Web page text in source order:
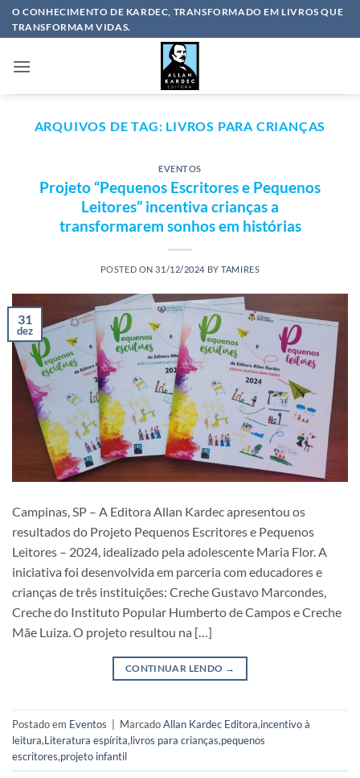
SkipO CONHECIMENTO DE KARDEC, TRANSFORMADO EM LIVROS QUE
TRANSFORMAM VIDAS.
ARQUIVOS DE TAG: LIVROS PARA CRIANÇAS
EVENTOS
Projeto “Pequenos Escritores e Pequenos
Leitores” incentiva crianças a
transformarem sonhos em histórias
POSTED ON 31/12/2024 BYTAMIRES
31
dez
Campinas, SP – A Editora Allan Kardec apresentou os
resultados do Projeto Pequenos Escritores e Pequenos
Leitores – 2024, idealizado pela adolescente Maria Flor. A
iniciativa foi desenvolvida em parceria com educadores e
crianças de três instituições: Creche Gustavo Marcondes,
Creche do Instituto Popular Humberto de Campos e Creche
Mãe Luiza. O projeto resultou na […]
CONTINUAR LENDO →
Postado em Eventos MarcadoAllan Kardec Editora,incentivo à
leitura,Literatura espírita,livros para crianças,pequenos
escritores,projeto infantil